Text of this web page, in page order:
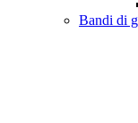
Bandi di